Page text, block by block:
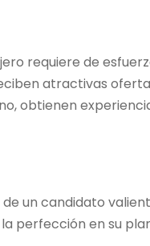
requiere de
atractivas
obtienen
un candidato
perfección en su